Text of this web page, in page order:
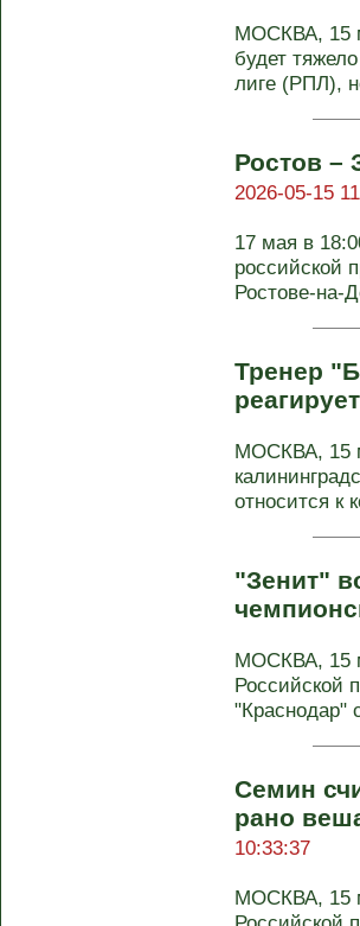
МОСКВА, 15
будет
лиге (РПЛ),
Ростов –
2026-05-15
17 мая в
российской
Ростове-на-
Тренер
МОСКВА, 15
относится к
"Зенит"
МОСКВА, 15
Российской
"Краснодар"
Семин
рано
10:33:37
МОСКВА, 15